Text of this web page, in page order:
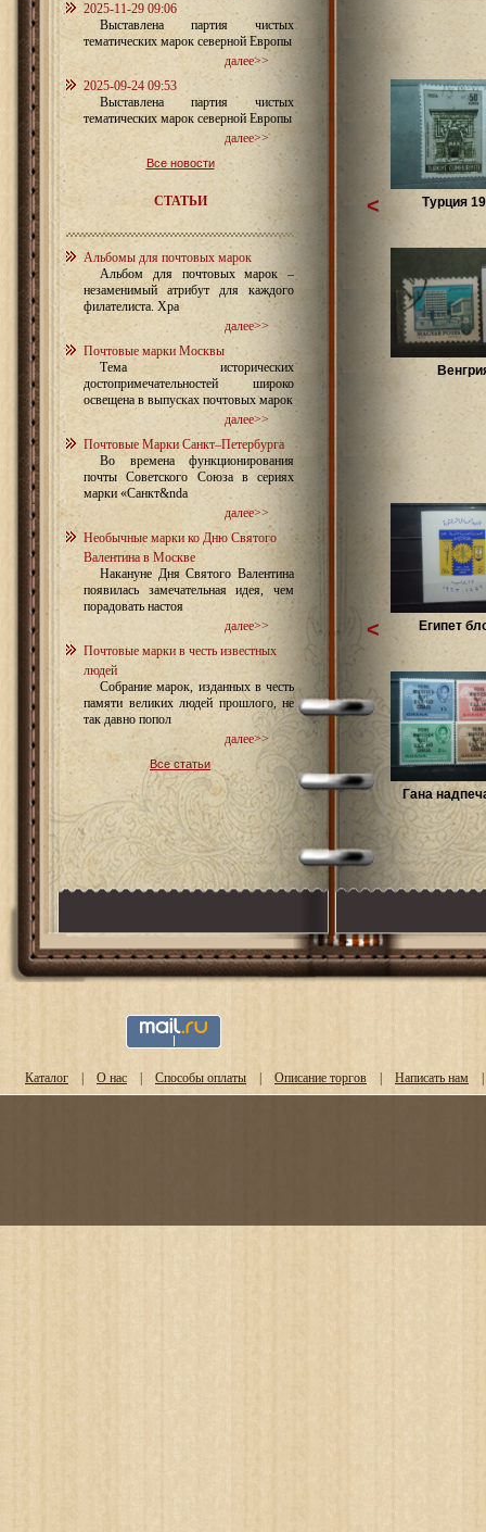
2025-11-29 09:06
Выставлена партия чистых
тематических марок северной Европы
далее>>
2025-09-24 09:53
Выставлена партия чистых
тематических марок северной Европы
далее>>
Все новости
СТАТЬИ
Альбомы для почтовых марок
Альбом для почтовых марок –
незаменимый атрибут для каждого
филателиста. Хра
далее>>
Почтовые марки Москвы
Тема исторических
достопримечательностей широко
освещена в выпусках почтовых марок
далее>>
Почтовые Марки Санкт–Петербурга
Во времена функционирования
почты Советского Союза в сериях
марки «Санкт&nda
далее>>
Необычные марки ко Дню Святого
Валентина в Москве
Накануне Дня Святого Валентина
появилась замечательная идея, чем
порадовать настоя
далее>>
Почтовые марки в честь известных
людей
Собрание марок, изданных в честь
памяти великих людей прошлого, не
так давно попол
далее>>
Все статьи
Турция
<
Египет
Гана
<
Каталог | О нас | Способы оплаты | Описание торгов | Написать нам |